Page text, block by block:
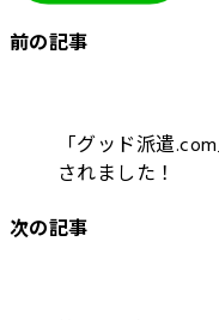
前の記事
「グッド派遣
されました！
次の記事